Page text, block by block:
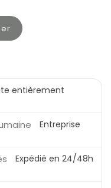
entièrement
Entreprise
Expédié en 24/48h